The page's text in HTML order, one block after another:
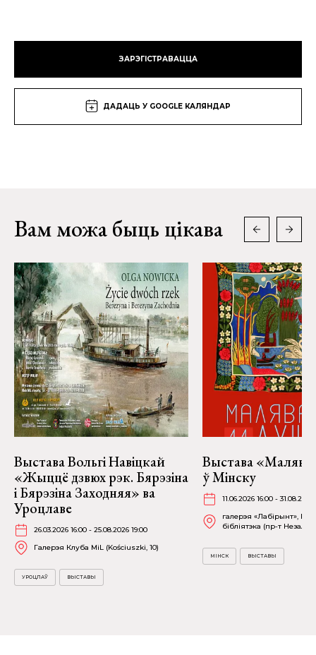
ЗАРЭГІСТРАВАЦЦА
ДАДАЦЬ У GOOGLE КАЛЯНДАР
Вам можа быць цікава
Выстава Вольгі Навіцкай
«Жыццё дзвюх рэк. Бярэзіна
і Бярэзіна Заходняя» ва
Уроцлаве
26.03.2026 16:00 - 25.08.2026 19:00
Галерэя Клуба MiL (Kościuszki, 10)
УРОЦЛАЎ ВЫСТАВЫ
Выстава
ў Мінску
11.06.2026 16:00 - 31.08.2026
галерэя «Лабірынт»,
бібліятэка (пр-т
МІНСК ВЫСТАВЫ